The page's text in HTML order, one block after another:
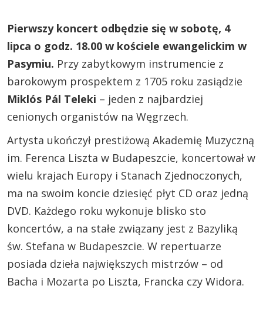
Pierwszy koncert odbędzie się w sobotę, 4
lipca o godz. 18.00 w kościele ewangelickim w
Pasymiu. Przy zabytkowym instrumencie z
barokowym prospektem z 1705 roku zasiądzie
Miklós Pál Teleki – jeden z najbardziej
cenionych organistów na Węgrzech.
Artysta ukończył prestiżową Akademię Muzyczną
im. Ferenca Liszta w Budapeszcie, koncertował w
wielu krajach Europy i Stanach Zjednoczonych,
ma na swoim koncie dziesięć płyt CD oraz jedną
DVD. Każdego roku wykonuje blisko sto
koncertów, a na stałe związany jest z Bazyliką
św. Stefana w Budapeszcie. W repertuarze
posiada dzieła największych mistrzów – od
Bacha i Mozarta po Liszta, Francka czy Widora.